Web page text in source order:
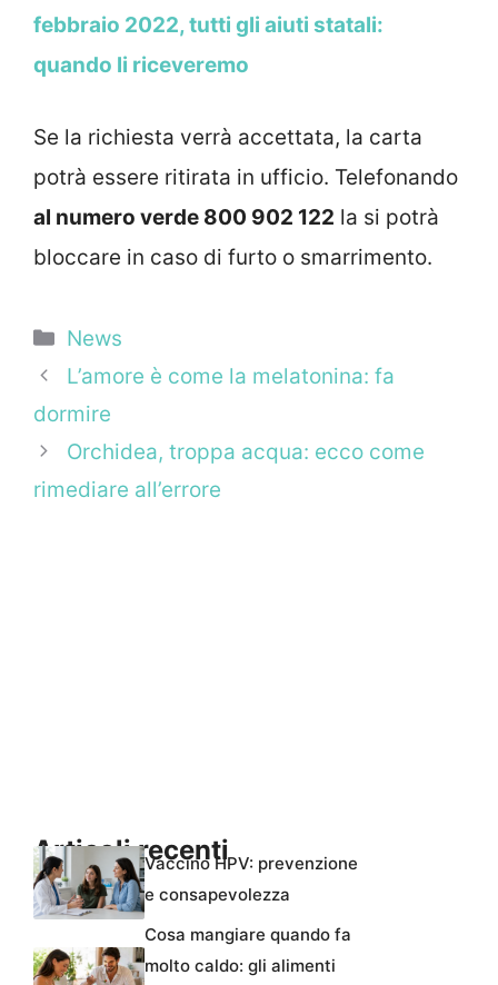
febbraio 2022, tutti gli aiuti statali:
quando li riceveremo
Se la richiesta verrà accettata, la carta
potrà essere ritirata in ufficio. Telefonando
al numero verde 800 902 122 la si potrà
bloccare in caso di furto o smarrimento.
Categorie
News
L’amore è come la melatonina: fa
dormire
Orchidea, troppa acqua: ecco come
rimediare all’errore
Articoli recentiVaccino HPV: prevenzione
e consapevolezza
Cosa mangiare quando fa
molto caldo: gli alimenti